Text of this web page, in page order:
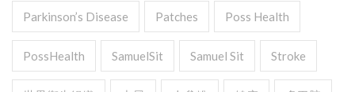
Parkinson’s Disease Patches Poss Health
PossHealth SamuelSit Samuel Sit Stroke